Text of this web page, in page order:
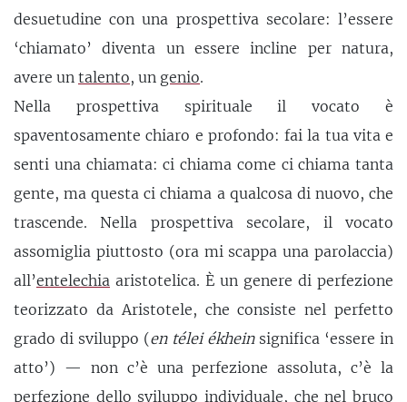
desuetudine con una prospettiva secolare: l’essere
‘chiamato’ diventa un essere incline per natura,
avere un talento, un genio.
Nella prospettiva spirituale il vocato è
spaventosamente chiaro e profondo: fai la tua vita e
senti una chiamata: ci chiama come ci chiama tanta
gente, ma questa ci chiama a qualcosa di nuovo, che
trascende. Nella prospettiva secolare, il vocato
assomiglia piuttosto (ora mi scappa una parolaccia)
all’entelechia aristotelica. È un genere di perfezione
teorizzato da Aristotele, che consiste nel perfetto
grado di sviluppo (en télei ékheinsignifica ‘essere in
atto’) — non c’è una perfezione assoluta, c’è la
perfezione dello sviluppo individuale, che nel bruco